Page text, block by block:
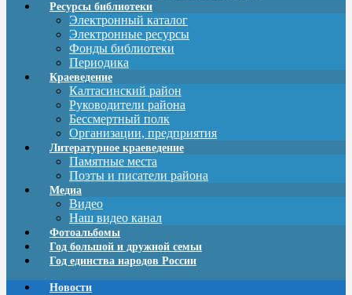
Ресурсы библиотеки
Электронный каталог
Электронные ресурсы
Фонды библиотеки
Периодика
Краеведение
Калтасинский район
Руководители района
Бессмертный полк
Организации, предприятия
Литературное краеведение
Памятные места
Поэты и писатели района
Медиа
Видео
Наш видео канал
Фотоальбомы
Год большой и дружной семьи
Год единства народов России
Новости